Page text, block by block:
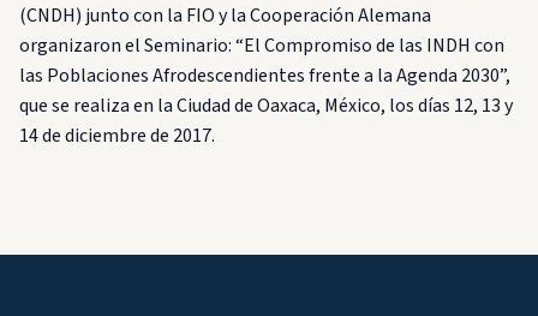
(CNDH) junto con la FIO y la Cooperación Alemana
organizaron el Seminario: “El Compromiso de las INDH con
las Poblaciones Afrodescendientes frente a la Agenda 2030”,
que se realiza en la Ciudad de Oaxaca, México, los días 12, 13 y
14 de diciembre de 2017.